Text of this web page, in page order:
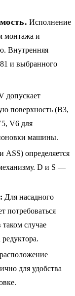
Исполнение
монтажа и
Внутренняя
и выбранного
допускает
поверхность (B3,
V6 для
машины.
определяется
D и S —
Для насадного
потребоваться
случае
для удобства